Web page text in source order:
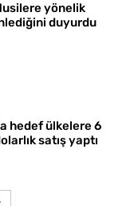
yönelik
duyurdu
hedef ülkelere 6
satış yaptı